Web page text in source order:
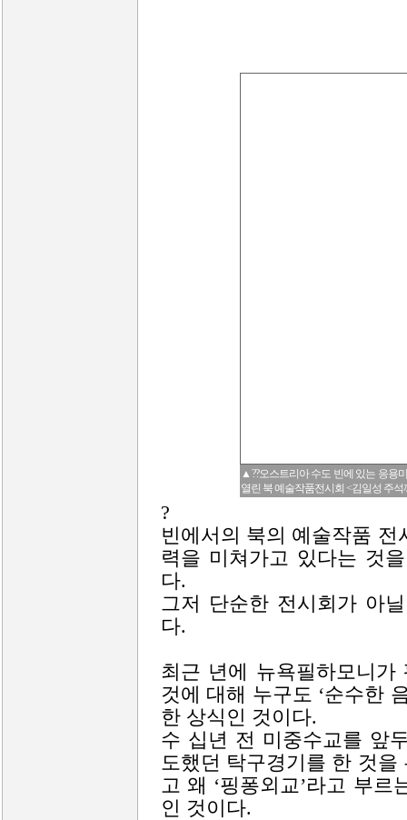
▲??오스트리아 수도 빈에 있는 응용
열린 북 예술작품전시회 <김일성 주석
?
빈에서의 북의 예술작품
력을 미쳐가고 있다는 것
다.
그저 단순한 전시회가 아
다.
최근 년에 뉴욕필하모니
것에 대해 누구도 ‘순수한
한 상식인 것이다.
수 십년 전 미중수교를 앞
도했던 탁구경기를 한 것
고 왜 ‘핑퐁외교’라고 부
인 것이다.